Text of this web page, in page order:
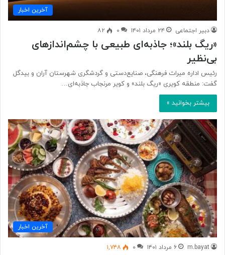
آخرین اخبار
دبیر اجتماعی ۲۴ مرداد ۱۴۰۱ ۰ ۸۲
«ریگ بلند»؛ جاذبه‌ای طبیعی با چشم‌اندازهای
بی‌نظیر
رئیس اداره میراث فرهنگی، صنایع‌دستی و گردشگری شهرستان آران و بیدگل
گفت: منطقه کویری «ریگ بلند» و کویر مرنجاب جاذبه‌ای…
بیشتر بخوانید »
آخرین اخبار
m.bayat ۶ مرداد ۱۴۰۱ ۰ ۱,۷۴۸